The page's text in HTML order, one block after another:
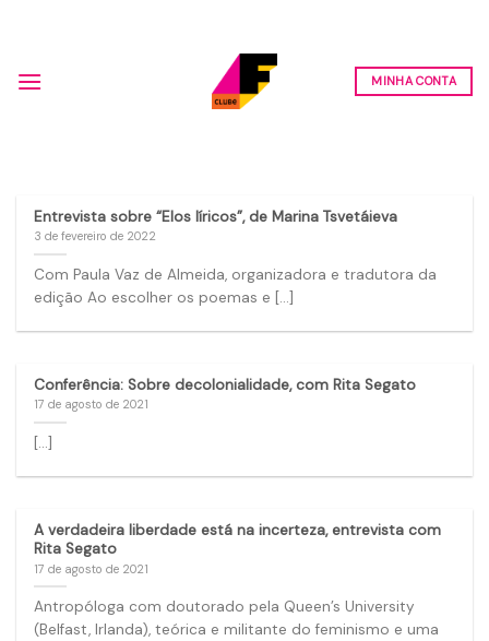
MINHA CONTA
Entrevista sobre “Elos líricos”, de Marina Tsvetáieva
3 de fevereiro de 2022
Com Paula Vaz de Almeida, organizadora e tradutora da
edição Ao escolher os poemas e [...]
Conferência: Sobre decolonialidade, com Rita Segato
17 de agosto de 2021
[...]
A verdadeira liberdade está na incerteza, entrevista com
Rita Segato
17 de agosto de 2021
Antropóloga com doutorado pela Queen’s University
(Belfast, Irlanda), teórica e militante do feminismo e uma